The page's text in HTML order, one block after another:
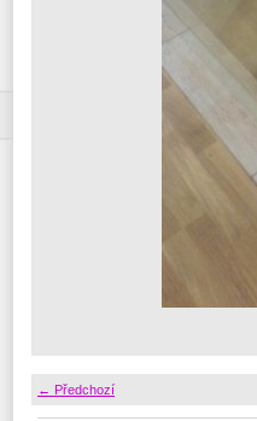
← Předchozí